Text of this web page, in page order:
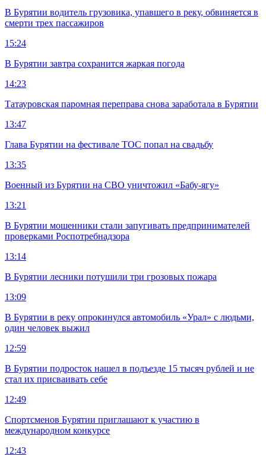
В Бурятии водитель грузовика, упавшего в реку, обвиняется в
смерти трех пассажиров
15:24
В Бурятии завтра сохранится жаркая погода
14:23
Татауровская паромная переправа снова заработала в Бурятии
13:47
Глава Бурятии на фестивале ТОС попал на свадьбу
13:35
Военный из Бурятии на СВО уничтожил «Бабу-ягу»
13:21
В Бурятии мошенники стали запугивать предпринимателей
проверками Роспотребнадзора
13:14
В Бурятии лесники потушили три грозовых пожара
13:09
В Бурятии в реку опрокинулся автомобиль «Урал» с людьми,
один человек выжил
12:59
В Бурятии подросток нашел в подъезде 15 тысяч рублей и не
стал их присваивать себе
12:49
Спортсменов Бурятии приглашают к участию в
международном конкурсе
12:43